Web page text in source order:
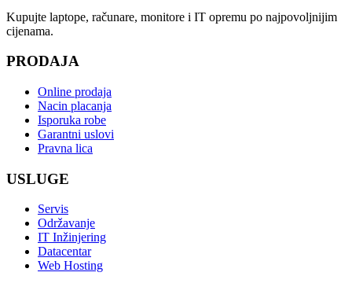
Kupujte laptope, računare, monitore i IT opremu po najpovoljnijim
cijenama.
PRODAJA
Online prodaja
Nacin placanja
Isporuka robe
Garantni uslovi
Pravna lica
USLUGE
Servis
Održavanje
IT Inžinjering
Datacentar
Web Hosting